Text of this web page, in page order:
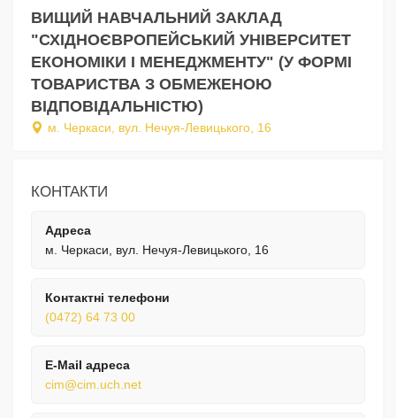
ВИЩИЙ НАВЧАЛЬНИЙ ЗАКЛАД
"СХІДНОЄВРОПЕЙСЬКИЙ УНІВЕРСИТЕТ
ЕКОНОМІКИ І МЕНЕДЖМЕНТУ" (У ФОРМІ
ТОВАРИСТВА З ОБМЕЖЕНОЮ
ВІДПОВІДАЛЬНІСТЮ)
м. Черкаси, вул. Нечуя-Левицького, 16
КОНТАКТИ
Адреса
м. Черкаси, вул. Нечуя-Левицького, 16
Контактні телефони
(0472) 64 73 00
E-Mail адреса
cim@cim.uch.net